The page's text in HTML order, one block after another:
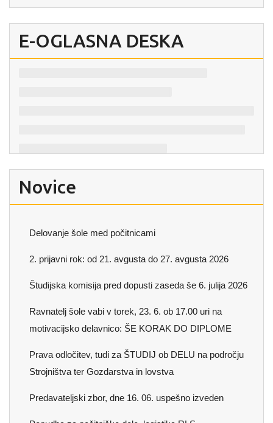
E-OGLASNA DESKA
Novice
Delovanje šole med počitnicami
2. prijavni rok: od 21. avgusta do 27. avgusta 2026
Študijska komisija pred dopusti zaseda še 6. julija 2026
Ravnatelj šole vabi v torek, 23. 6. ob 17.00 uri na
motivacijsko delavnico: ŠE KORAK DO DIPLOME
Prava odločitev, tudi za ŠTUDIJ ob DELU na področju
Strojništva ter Gozdarstva in lovstva
Predavateljski zbor, dne 16. 06. uspešno izveden